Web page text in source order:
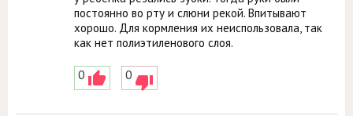
постоянно во рту и слюни рекой. Впитывают
хорошо. Для кормления их неиспользовала, так
как нет полиэтиленового слоя.
0 0